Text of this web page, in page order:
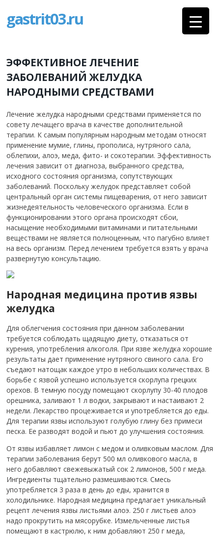
gastrit03.ru
ЭФФЕКТИВНОЕ ЛЕЧЕНИЕ
ЗАБОЛЕВАНИЙ ЖЕЛУДКА
НАРОДНЫМИ СРЕДСТВАМИ
Лечение желудка народными средствами применяется по
совету лечащего врача в качестве дополнительной
терапии. К самым популярным народным методам относят
применение мумие, глины, прополиса, нутряного сала,
облепихи, алоэ, меда, фито- и сокотерапии. Эффективность
лечения зависит от диагноза, выбранного средства,
исходного состояния организма, сопутствующих
заболеваний. Поскольку желудок представляет собой
центральный орган системы пищеварения, от него зависит
жизнедеятельность человеческого организма. Если в
функционировании этого органа происходят сбои,
насыщение необходимыми витаминами и питательными
веществами не является полноценным, что пагубно влияет
на весь организм. Перед лечением требуется взять у врача
развернутую консультацию.
Народная медицина против язвы
желудка
Для облегчения состояния при данном заболевании
требуется соблюдать щадящую диету, отказаться от
курения, употребления алкоголя. При язве желудка хорошие
результаты дает применение нутряного свиного сала. Его
съедают натощак каждое утро в небольших количествах. В
борьбе с язвой успешно используется скорлупа грецких
орехов. В темную посуду помещают скорлупу 30-40 плодов
орешника, заливают 1 л водки, закрывают и настаивают 2
недели. Лекарство процеживается и употребляется до еды.
Для терапии язвы используют голубую глину без примеси
песка. Ее разводят водой и пьют до улучшения состояния.
От язвы избавляет лимон с медом и оливковым маслом. Для
терапии заболевания берут 500 мл оливкового масла, в
него добавляют свежевыжатый сок 2 лимонов, 500 г меда.
Ингредиенты тщательно размешиваются. Смесь
употребляется 3 раза в день до еды, хранится в
холодильнике. Народная медицина предлагает уникальный
рецепт лечения язвы листьями алоэ. 250 г листьев алоэ
надо прокрутить на мясорубке. Измельченные листья
помещают в кастрюлю, к ним добавляют 250 г меда,